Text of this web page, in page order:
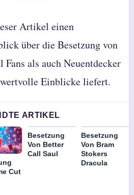
Artikel einen
über die Besetzung von
Fans als auch Neuentdecker
Einblicke liefert.
ARTIKEL
Cut
Besetzung
Von Better
Call Saul
Besetzung
Von Bram
Stokers
Dracula